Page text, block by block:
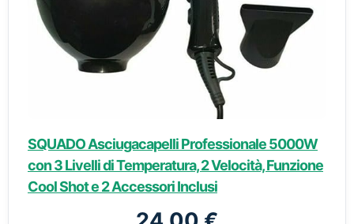
SQUADO Asciugacapelli Professionale 5000W
con 3 Livelli di Temperatura, 2 Velocità, Funzione
Cool Shot e 2 Accessori Inclusi